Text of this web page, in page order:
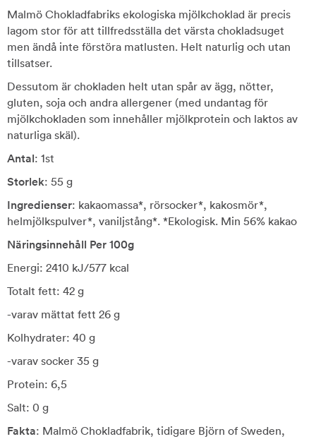
Malmö Chokladfabriks ekologiska mjölkchoklad är precis
lagom stor för att tillfredsställa det värsta chokladsuget
men ändå inte förstöra matlusten. Helt naturlig och utan
tillsatser.
Dessutom är chokladen helt utan spår av ägg, nötter,
gluten, soja och andra allergener (med undantag för
mjölkchokladen som innehåller mjölkprotein och laktos av
naturliga skäl).
Antal: 1st
Storlek: 55 g
Ingredienser: kakaomassa*, rörsocker*, kakosmör*,
helmjölkspulver*, vaniljstång*. *Ekologisk. Min 56% kakao
Näringsinnehåll Per 100g
Energi: 2410 kJ/577 kcal
Totalt fett: 42 g
-varav mättat fett 26 g
Kolhydrater: 40 g
-varav socker 35 g
Protein: 6,5
Salt: 0 g
Fakta: Malmö Chokladfabrik, tidigare Björn of Sweden,